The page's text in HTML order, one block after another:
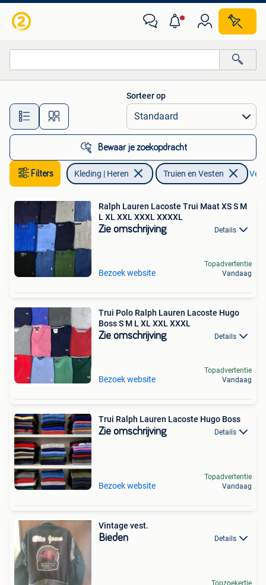
Alle afstanden…
Sorteer op
Bewaar je zoekopdracht
Filters Kleding | Heren Truien en Vesten
Ralph Lauren Lacoste Trui Maat XS S M
L XL XXL XXXL XXXXL
Zie omschrijving Details
Bezoek website
Topadvertentie
Vandaag
Trui Polo Ralph Lauren Lacoste Hugo
Boss S M L XL XXL XXXL
Zie omschrijving Details
Bezoek website
Topadvertentie
Vandaag
Trui Ralph Lauren Lacoste Hugo Boss
Zie omschrijving Details
Bezoek website
Topadvertentie
Vandaag
Vintage vest.
Bieden Details
Topzoekertje